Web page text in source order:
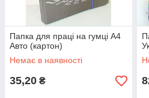
Папка для праці на гумці А4
Авто (картон)
Немає в наявності
35,20 ₴